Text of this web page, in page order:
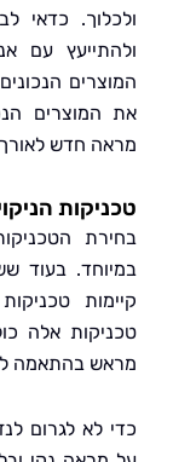
כדאי לבדוק
עם אנשי
הנכונים לאותו
הנכונים
חדש לאורך זמן רב
הניקוי
הטכניקות
בעוד ששטיפה
טכניקות
אלה כוללות
בהתאמה לחומר
לגרום לנזקים,